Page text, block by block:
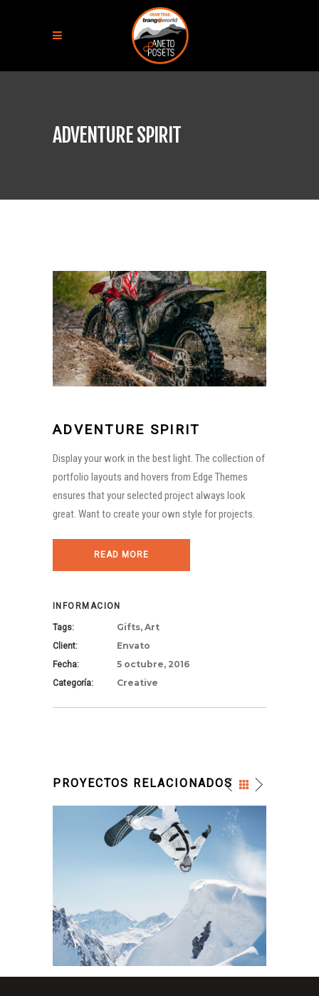
ADVENTURE SPIRIT
ADVENTURE SPIRIT
Display your work in the best light. The collection of
portfolio layouts and hovers from Edge Themes
ensures that your selected project always look
great. Want to create your own style for projects.
READ MORE
INFORMACION
Tags: Gifts, Art
Client: Envato
Fecha: 5 octubre, 2016
Categoría: Creative
PROYECTOS RELACIONADOS
FUN ON SNOW